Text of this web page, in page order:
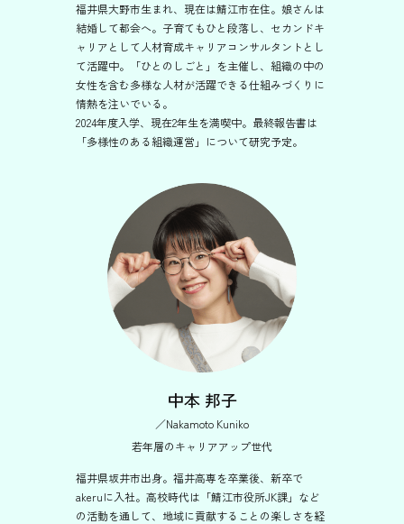
福井県大野市生まれ、現在は鯖江市在住。娘さんは
結婚して都会へ。子育てもひと段落し、セカンドキ
ャリアとして人材育成キャリアコンサルタントとし
て活躍中。「ひとのしごと」を主催し、組織の中の
女性を含む多様な人材が活躍できる仕組みづくりに
情熱を注いでいる。
2024年度入学、現在2年生を満喫中。最終報告書は
「多様性のある組織運営」について研究予定。
中本 邦子
／Nakamoto Kuniko
若年層のキャリアアップ世代
福井県坂井市出身。福井高専を卒業後、新卒で
akeruに入社。高校時代は「鯖江市役所JK課」など
の活動を通して、地域に貢献することの楽しさを経